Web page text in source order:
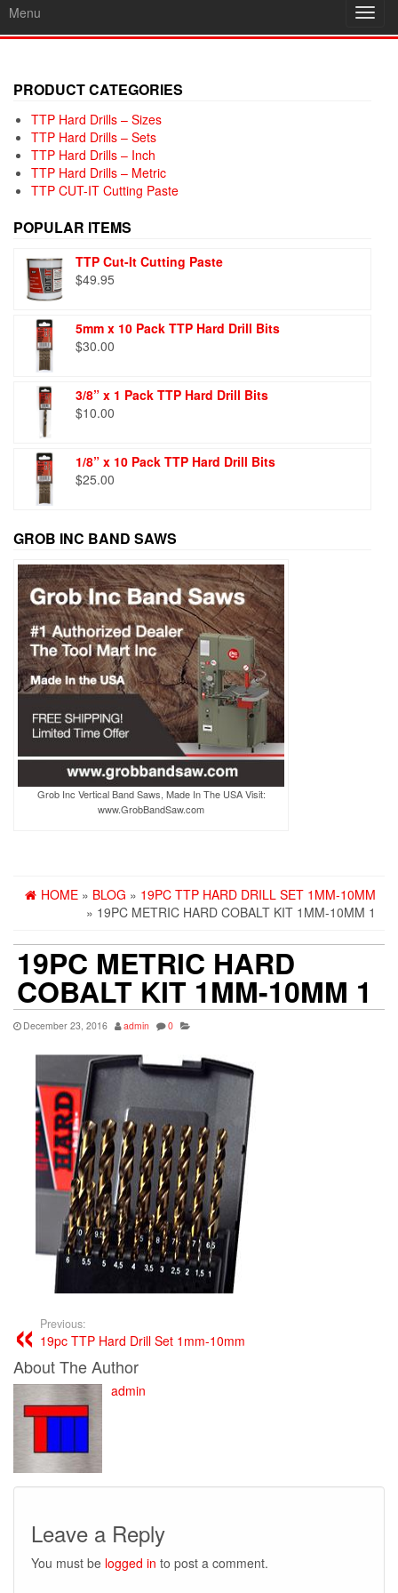
Menu
PRODUCT CATEGORIES
TTP Hard Drills – Sizes
TTP Hard Drills – Sets
TTP Hard Drills – Inch
TTP Hard Drills – Metric
TTP CUT-IT Cutting Paste
POPULAR ITEMS
TTP Cut-It Cutting Paste
$49.95
5mm x 10 Pack TTP Hard Drill Bits
$30.00
3/8” x 1 Pack TTP Hard Drill Bits
$10.00
1/8” x 10 Pack TTP Hard Drill Bits
$25.00
GROB INC BAND SAWS
Grob Inc Vertical Band Saws, Made In The USA Visit:
www.GrobBandSaw.com
HOME » BLOG » 19PC TTP HARD DRILL SET 1MM-10MM
» 19PC METRIC HARD COBALT KIT 1MM-10MM 1
19PC METRIC HARD
COBALT KIT 1MM-10MM 1
December 23, 2016 admin 0
Previous:
19pc TTP Hard Drill Set 1mm-10mm
About The Author
admin
Leave a Reply
You must be logged in to post a comment.